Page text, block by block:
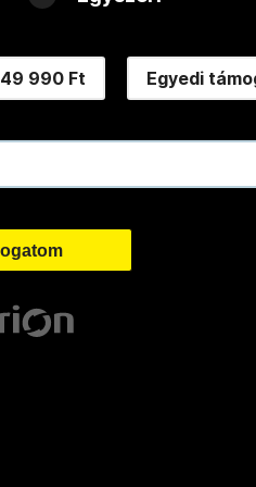
49 990 Ft Egyedi